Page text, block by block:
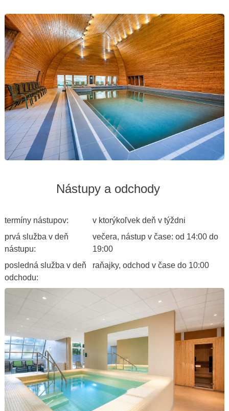
Nástupy a odchody
termíny nástupov:
v ktorýkoľvek deň v týždni
prvá služba v deň
nástupu:
večera, nástup v čase: od 14:00 do
19:00
posledná služba v deň
odchodu:
raňajky, odchod v čase do 10:00